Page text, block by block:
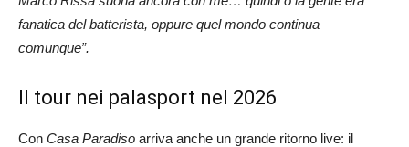
fanatica del batterista, oppure quel mondo continua
comunque”.
Il tour nei palasport nel 2026
Con Casa Paradiso arriva anche un grande ritorno live: il